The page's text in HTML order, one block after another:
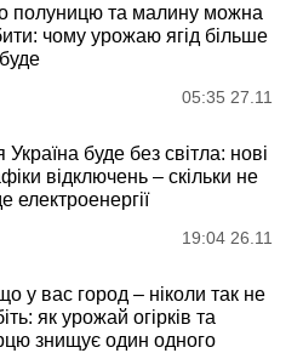
полуницю та малину можна
чому урожаю ягід більше
05:35 27.11
Україна буде без світла: нові
відключень – скільки не
електроенергії
19:04 26.11
у вас город – ніколи так не
як урожай огірків та
знищує один одного